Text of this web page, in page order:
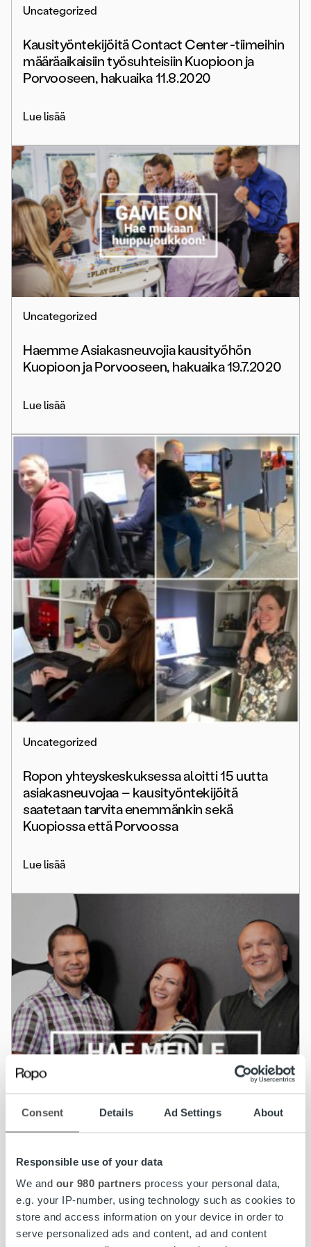
Consent Details Ad Settings About
Responsible use of your data
We and our 980 partners process your personal data,
e.g. your IP-number, using technology such as cookies to
store and access information on your device in order to
serve personalized ads and content, ad and content
Uncategorized
Kausityöntekijöitä Contact Center -tiimeihin
määräaikaisiin työsuhteisiin Kuopioon ja
Porvooseen, hakuaika 11.8.2020
Lue lisää
Uncategorized
Haemme Asiakasneuvojia kausityöhön
Kuopioon ja Porvooseen, hakuaika 19.7.2020
Lue lisää
Uncategorized
Ropon yhteyskeskuksessa aloitti 15 uutta
asiakasneuvojaa – kausityöntekijöitä
saatetaan tarvita enemmänkin sekä
Kuopiossa että Porvoossa
Lue lisää
Uncategorized
Haemme Team Leaderia asiakasneuvontaan